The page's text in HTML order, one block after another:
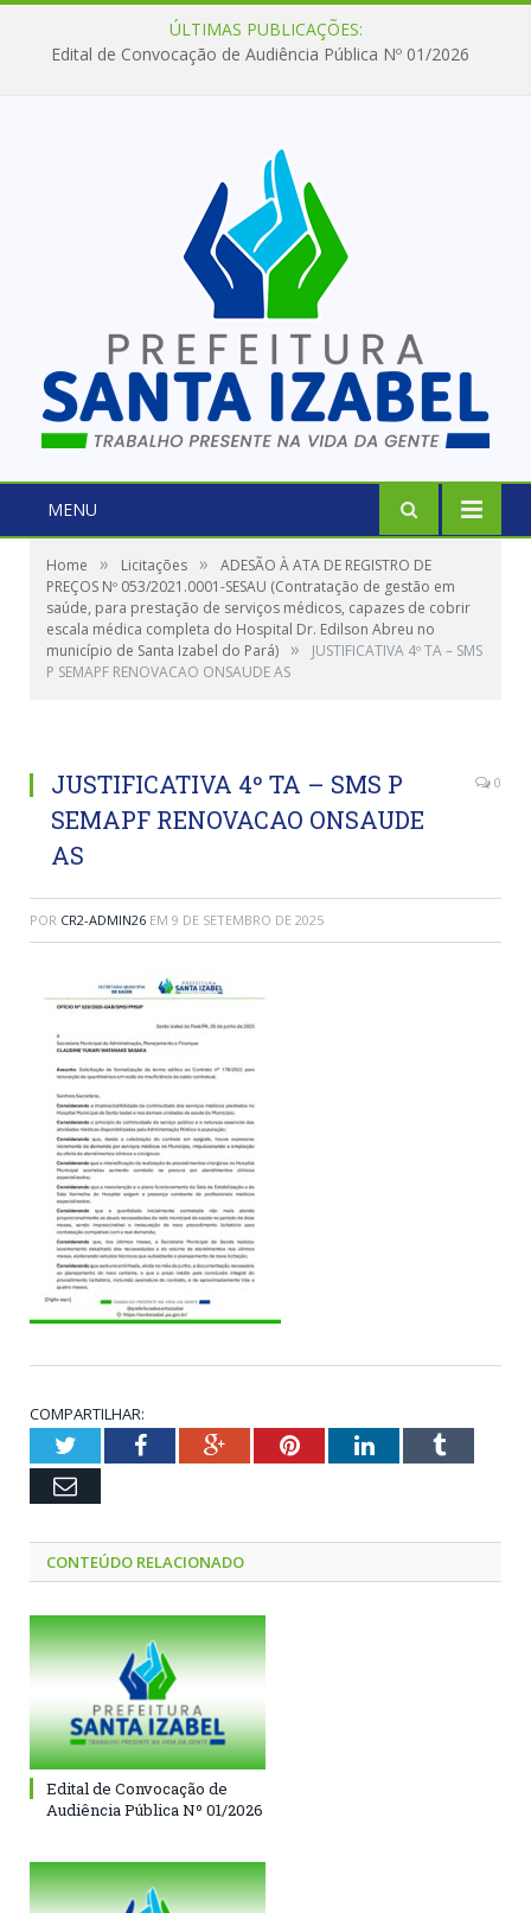
ÚLTIMAS PUBLICAÇÕES:
Edital de Convocação de Audiência Pública Nº 01/2026
MENU
Home » Licitações »
ADESÃO À ATA DE REGISTRO DE
PREÇOS Nº 053/2021.0001-SESAU (Contratação de gestão em
saúde, para prestação de serviços médicos, capazes de cobrir
escala médica completa do Hospital Dr. Edilson Abreu no
município de Santa Izabel do Pará) »
JUSTIFICATIVA 4º TA – SMS
P SEMAPF RENOVACAO ONSAUDE AS
JUSTIFICATIVA 4º TA – SMS P
SEMAPF RENOVACAO ONSAUDE
AS
0
POR CR2-ADMIN26 EM 9 DE SETEMBRO DE 2025
COMPARTILHAR:
TwitterFacebookGoogle+PinterestLinkedInTumblr
Email
CONTEÚDO RELACIONADO
Edital de Convocação de
Audiência Pública Nº 01/2026